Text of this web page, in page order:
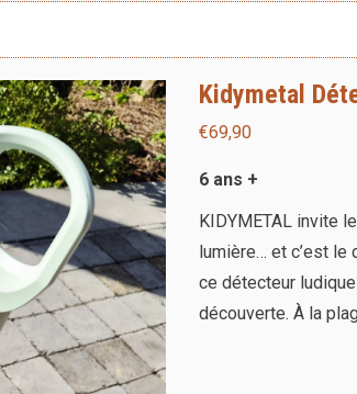
Kidymetal
€69,90
6 ans +
KIDYMETAL invite
lumière… et c’est le
ce détecteur
découverte. À la